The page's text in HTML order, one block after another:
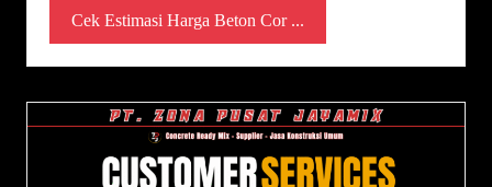
Cek Estimasi Harga Beton Cor ...